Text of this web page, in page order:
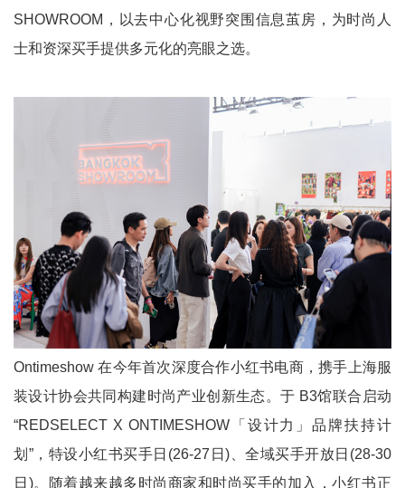
SHOWROOM，以去中心化视野突围信息茧房，为时尚人
士和资深买手提供多元化的亮眼之选。
Ontimeshow 在今年首次深度合作小红书电商，携手上海服
装设计协会共同构建时尚产业创新生态。于 B3馆联合启动
“REDSELECT X ONTIMESHOW「设计力」品牌扶持计
划”，特设小红书买手日(26-27日)、全域买手开放日(28-30
日)。随着越来越多时尚商家和时尚买手的加入，小红书正